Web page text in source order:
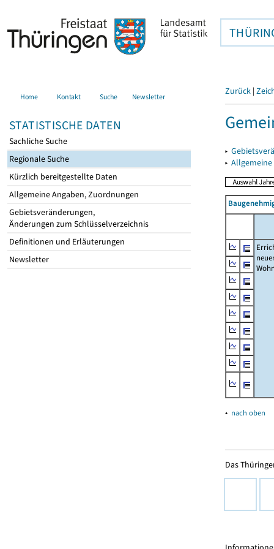
Home Kontakt Suche Newsletter
STATISTISCHE DATEN
Sachliche Suche
Regionale Suche
Kürzlich bereitgestellte Daten
Allgemeine Angaben, Zuordnungen
Gebietsveränderungen,
Änderungen zum Schlüsselverzeichnis
Definitionen und Erläuterungen
Newsletter
Zurück |
▸
▸
▴ nach oben
Das